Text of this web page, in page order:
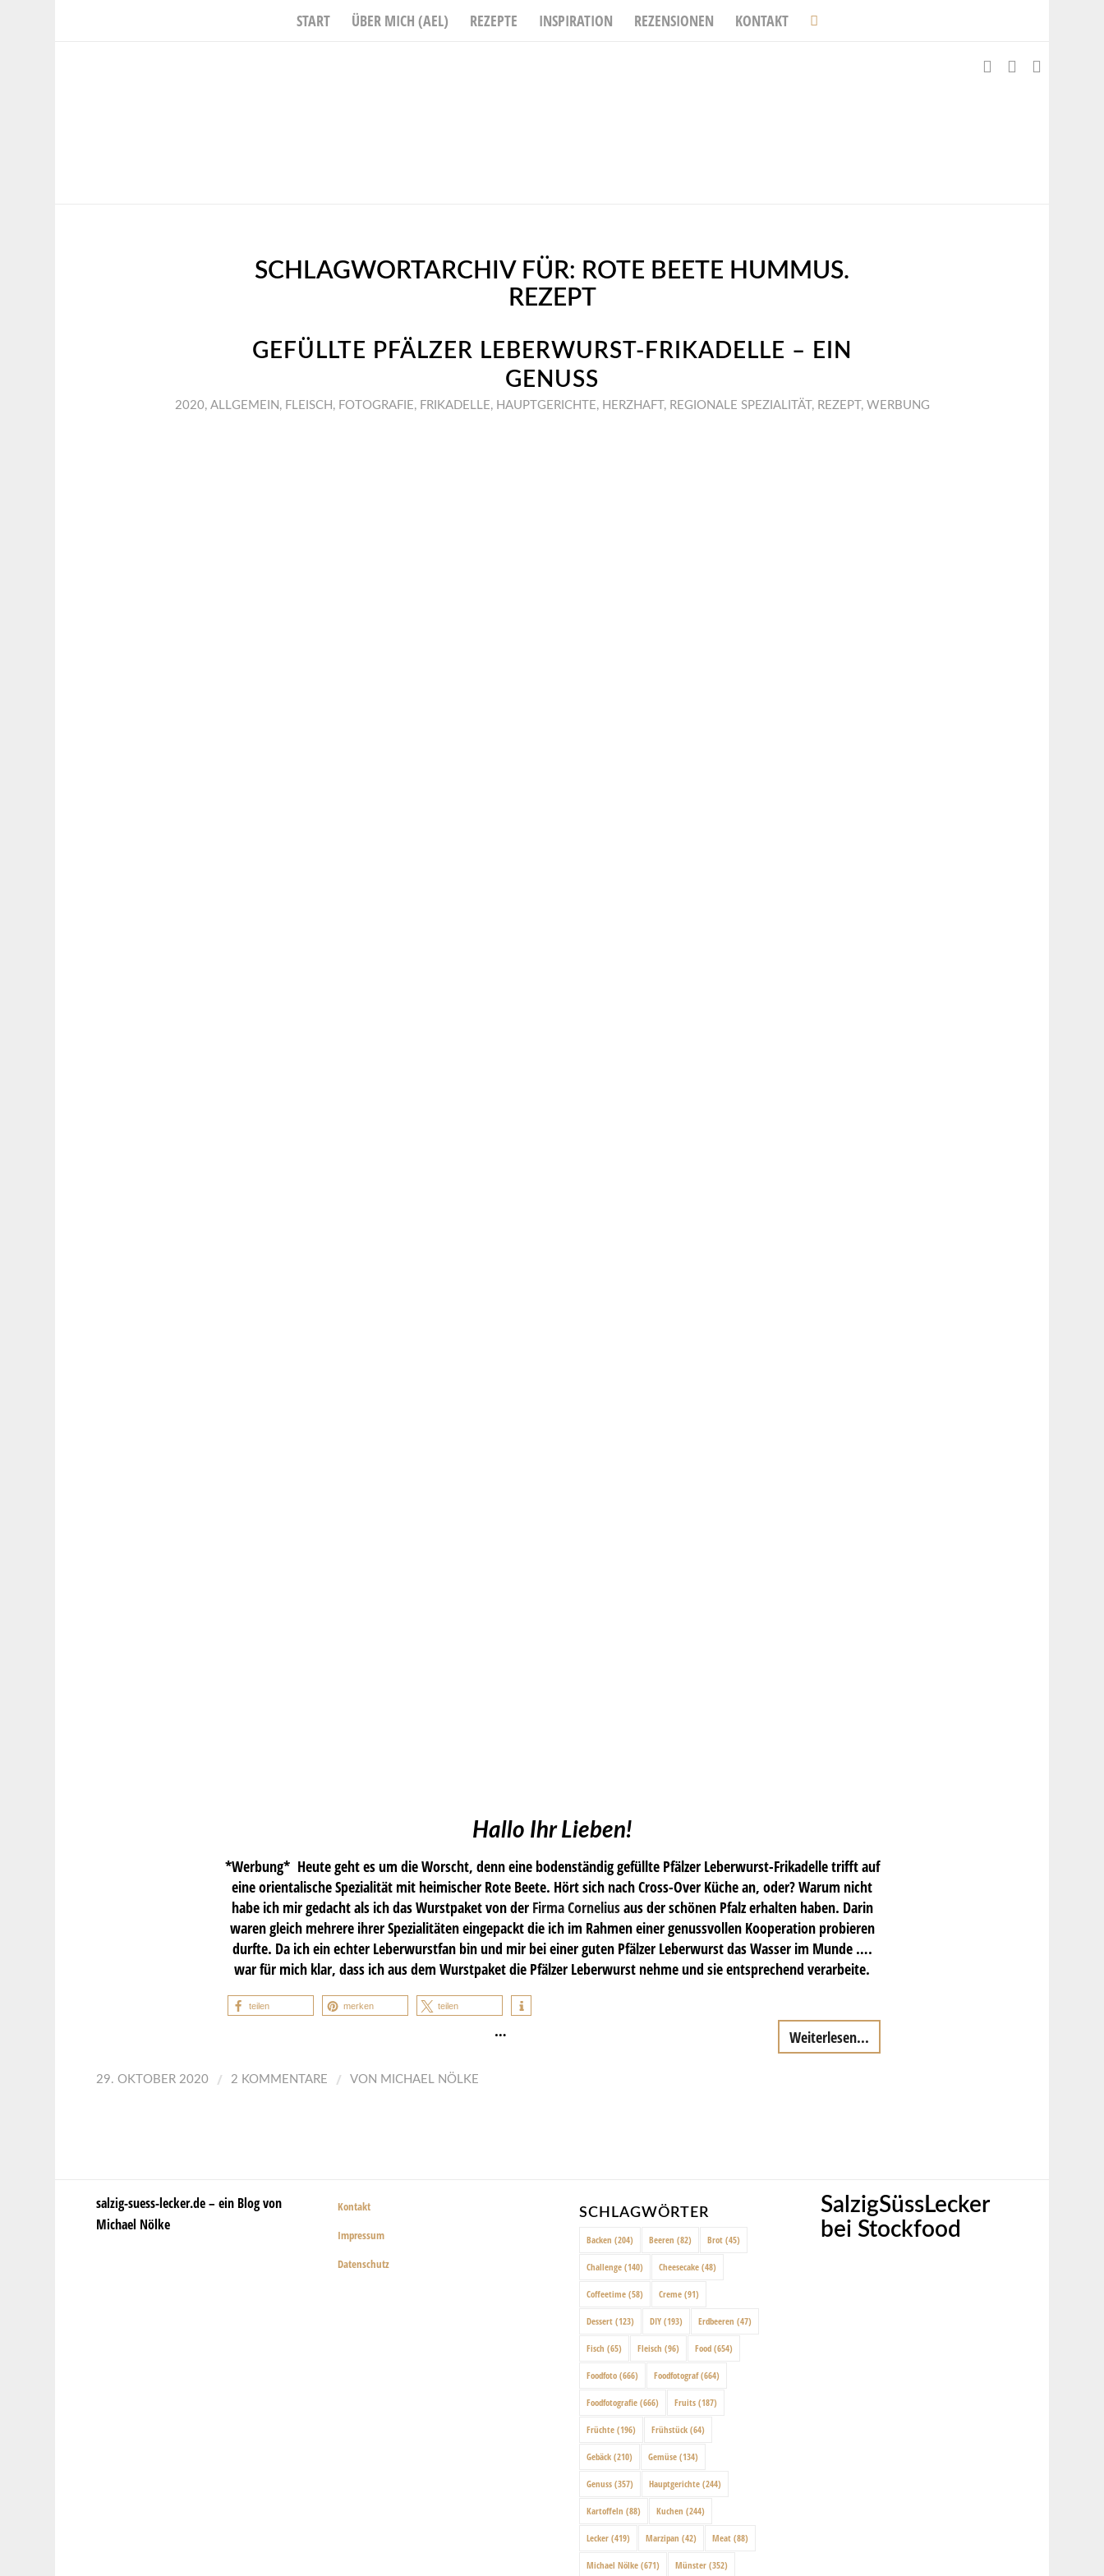
START ÜBER MICH (AEL) REZEPTE INSPIRATION REZENSIONEN KONTAKT
SCHLAGWORTARCHIV FÜR: ROTE BEETE HUMMUS.
REZEPT
GEFÜLLTE PFÄLZER LEBERWURST-FRIKADELLE – EIN
GENUSS
2020, ALLGEMEIN , FLEISCH , FOTOGRAFIE, FRIKADELLE, HAUPTGERICHTE, HERZHAFT , REGIONALE SPEZIALITÄT , REZEPT , WERBUNG
Hallo Ihr Lieben!
*Werbung* Heute geht es um die Worscht, denn eine bodenständig gefüllte Pfälzer Leberwurst-Frikadelle trifft auf
eine orientalische Spezialität mit heimischer Rote Beete. Hört sich nach Cross-Over Küche an, oder? Warum nicht
habe ich mir gedacht als ich das Wurstpaket von der Firma Corneliusaus der schönen Pfalz erhalten haben. Darin
waren gleich mehrere ihrer Spezialitäten eingepackt die ich im Rahmen einer genussvollen Kooperation probieren
durfte. Da ich ein echter Leberwurstfan bin und mir bei einer guten Pfälzer Leberwurst das Wasser im Munde ….
war für mich klar, dass ich aus dem Wurstpaket die Pfälzer Leberwurst nehme und sie entsprechend verarbeite.
teilen merken teilen
… Weiterlesen...
29. OKTOBER 2020 / 2 KOMMENTARE / VON MICHAEL NÖLKE
salzig-suess-lecker.de – ein Blog von
Michael Nölke
Kontakt
Impressum
Datenschutz
SCHLAGWÖRTER
Backen (204) Beeren (82) Brot (45)
Challenge (140) Cheesecake (48)
Coffeetime (58) Creme (91)
Dessert (123) DIY (193) Erdbeeren (47)
Fisch (65) Fleisch (96) Food (654)
Foodfoto (666) Foodfotograf(664)
Foodfotografie (666) Fruits (187)
Früchte (196) Frühstück (64)
Gebäck (210) Gemüse (134)
Genuss (357) Hauptgerichte (244)
Kartoffeln (88) Kuchen (244)
Lecker (419) Marzipan (42) Meat (88)
Michael Nölke (671) Münster (352)
SalzigSüssLecker
bei Stockfood